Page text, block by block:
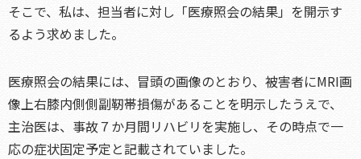
そこで、私は、担当者に対し「医療照会の結果」を開示す
るよう求めました。
医療照会の結果には、冒頭の画像のとおり、被害者にMRI画
像上右膝内側側副靭帯損傷があることを明示したうえで、
主治医は、事故７か月間リハビリを実施し、その時点で一
応の症状固定予定と記載されていました。